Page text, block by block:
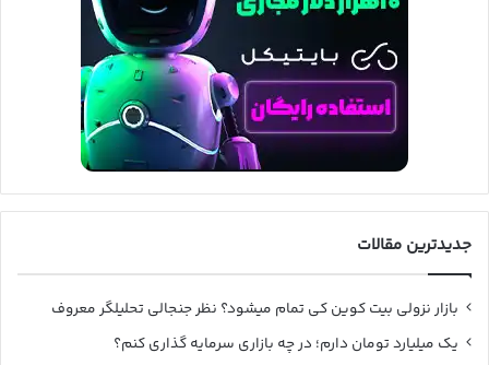
جدیدترین مقالات
بازار نزولی بیت کوین کی تمام میشود؟ نظر جنجالی تحلیلگر معروف
یک میلیارد تومان دارم؛ در چه بازاری سرمایه گذاری کنم؟